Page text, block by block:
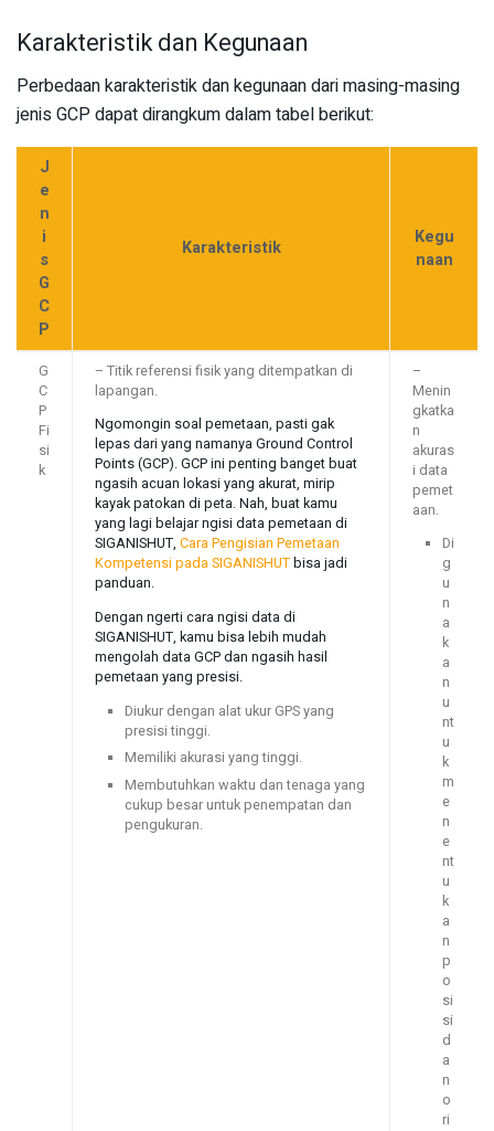
Karakteristik dan Kegunaan
Perbedaan karakteristik dan kegunaan dari masing-masing
jenis GCP dapat dirangkum dalam tabel berikut:
J
e
n
i
s
G
C
P
Karakteristik
Kegu
naan
G
C
P
Fi
si
k
– Titik referensi fisik yang ditempatkan di
lapangan.
Ngomongin soal pemetaan, pasti gak
lepas dari yang namanya Ground Control
Points (GCP). GCP ini penting banget buat
ngasih acuan lokasi yang akurat, mirip
kayak patokan di peta. Nah, buat kamu
yang lagi belajar ngisi data pemetaan di
SIGANISHUT, Cara Pengisian Pemetaan
Kompetensi pada SIGANISHUTbisa jadi
panduan.
Dengan ngerti cara ngisi data di
SIGANISHUT, kamu bisa lebih mudah
mengolah data GCP dan ngasih hasil
pemetaan yang presisi.
Diukur dengan alat ukur GPS yang
presisi tinggi.
Memiliki akurasi yang tinggi.
Membutuhkan waktu dan tenaga yang
cukup besar untuk penempatan dan
pengukuran.
–
Menin
gkatka
n
akuras
i data
pemet
aan.
Di
g
u
n
a
k
a
n
u
nt
u
k
m
e
n
e
nt
u
k
a
n
p
o
si
si
d
a
n
o
ri